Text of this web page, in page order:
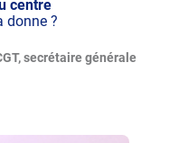
centre
donne ?
secrétaire générale